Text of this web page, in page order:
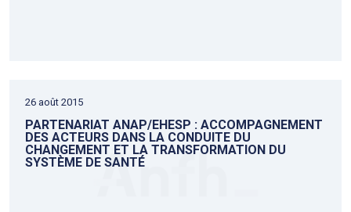
26 août 2015
PARTENARIAT ANAP/EHESP : ACCOMPAGNEMENT
DES ACTEURS DANS LA CONDUITE DU
CHANGEMENT ET LA TRANSFORMATION DU
SYSTÈME DE SANTÉ